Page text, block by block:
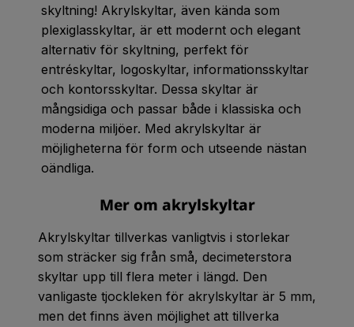
skyltning! Akrylskyltar, även kända som
plexiglasskyltar, är ett modernt och elegant
alternativ för skyltning, perfekt för
entréskyltar, logoskyltar, informationsskyltar
och kontorsskyltar. Dessa skyltar är
mångsidiga och passar både i klassiska och
moderna miljöer. Med akrylskyltar är
möjligheterna för form och utseende nästan
oändliga.
Mer om akrylskyltar
Akrylskyltar tillverkas vanligtvis i storlekar
som sträcker sig från små, decimeterstora
skyltar upp till flera meter i längd. Den
vanligaste tjockleken för akrylskyltar är 5 mm,
men det finns även möjlighet att tillverka